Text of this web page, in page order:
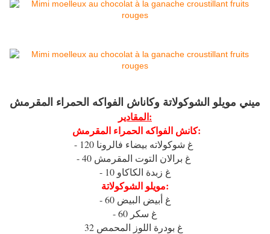
ميني مويلو الشوكولاتة وكاناش الفواكه الحمراء المقرمش
المقادير:
كانش الفواكه الحمراء المقرمش:
- 10 غ زبدة الكاكاو
مويلو الشوكولاتة:
- 60 غ أبيض البيض
- 60 غ سكر